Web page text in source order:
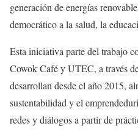
generación de energías
democrático a la salud, la
Esta iniciativa parte del trabajo
Cowok Café y UTEC, a través
desarrollan desde el año 2015,
sustentabilidad y el
redes y diálogos a partir de